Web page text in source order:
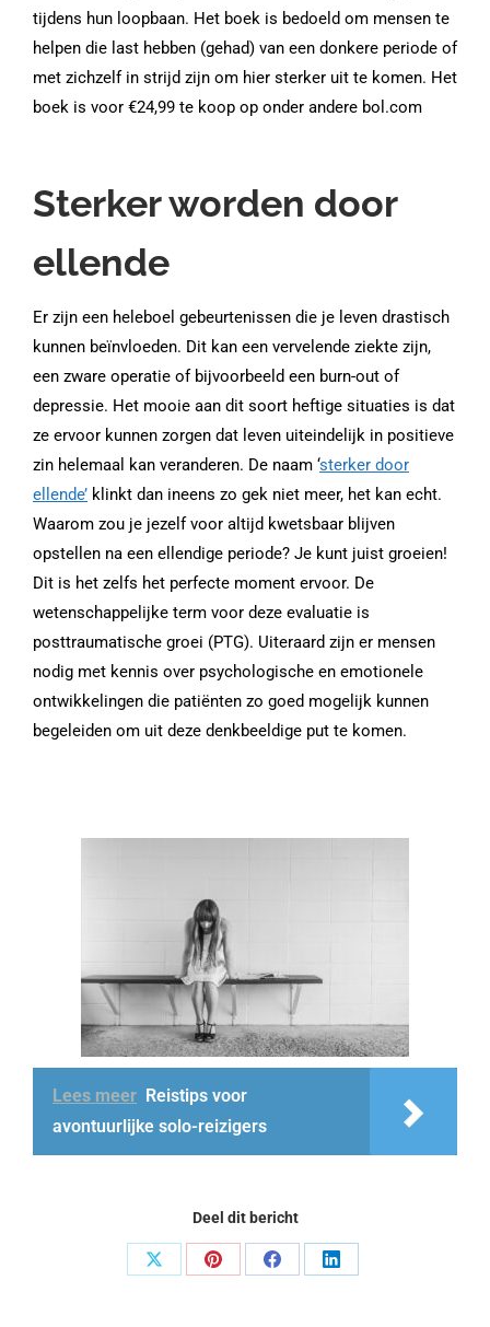
tijdens hun loopbaan. Het boek is bedoeld om mensen te
helpen die last hebben (gehad) van een donkere periode of
met zichzelf in strijd zijn om hier sterker uit te komen. Het
boek is voor €24,99 te koop op onder andere bol.com
Sterker worden door
ellende
Er zijn een heleboel gebeurtenissen die je leven drastisch
kunnen beïnvloeden. Dit kan een vervelende ziekte zijn,
een zware operatie of bijvoorbeeld een burn-out of
depressie. Het mooie aan dit soort heftige situaties is dat
ze ervoor kunnen zorgen dat leven uiteindelijk in positieve
zin helemaal kan veranderen. De naam ‘sterker door
ellende’ klinkt dan ineens zo gek niet meer, het kan echt.
Waarom zou je jezelf voor altijd kwetsbaar blijven
opstellen na een ellendige periode? Je kunt juist groeien!
Dit is het zelfs het perfecte moment ervoor. De
wetenschappelijke term voor deze evaluatie is
posttraumatische groei (PTG). Uiteraard zijn er mensen
nodig met kennis over psychologische en emotionele
ontwikkelingen die patiënten zo goed mogelijk kunnen
begeleiden om uit deze denkbeeldige put te komen.
Lees meer Reistips voor
avontuurlijke solo-reizigers
Deel dit bericht
Share
Share
Share
Share